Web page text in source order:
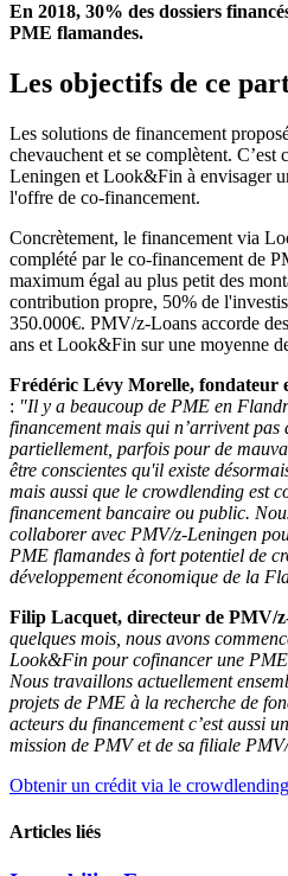
En 2018, 30% des dossiers
PME flamandes.
Les objectifs de ce
Les solutions de financement
chevauchent et se complètent.
Leningen et Look&Fin à envisager
l'offre de co-financement.
Concrètement, le financement via
complété par le co-financement de
maximum égal au plus petit des
contribution propre, 50% de
350.000€. PMV/z-Loans accorde
ans et Look&Fin sur une moyenne
Frédéric Lévy Morelle, fondateur
: "Il y a beaucoup de PME en
financement mais qui n’arrivent pas
partiellement, parfois pour de
être conscientes qu'il existe
mais aussi que le crowdlending est
financement bancaire ou public.
collaborer avec PMV/z-Leningen
PME flamandes à fort potentiel de
développement économique de la
Filip Lacquet, directeur de PMV/
quelques mois, nous avons
Look&Fin pour cofinancer une
Nous travaillons actuellement
projets de PME à la recherche de
acteurs du financement c’est aussi
mission de PMV et de sa filiale
Obtenir un crédit via le
Articles liés